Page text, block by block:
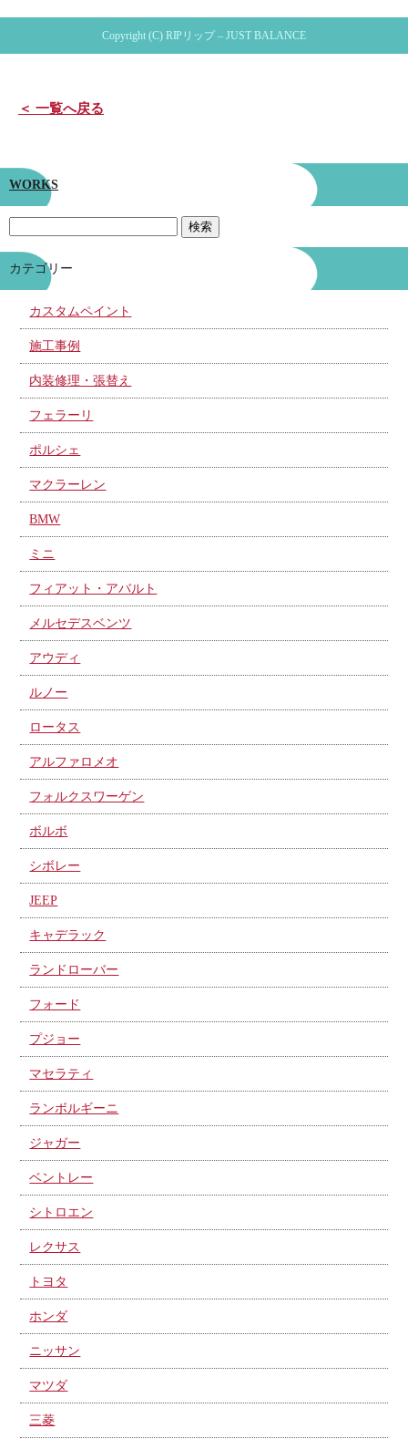
Copyright (C) RIPリップ – JUST BALANCE
＜ 一覧へ戻る
WORKS
カテゴリー
カスタムペイント
施工事例
内装修理・張替え
フェラーリ
ポルシェ
マクラーレン
BMW
ミニ
フィアット・アバルト
メルセデスベンツ
アウディ
ルノー
ロータス
アルファロメオ
フォルクスワーゲン
ボルボ
シボレー
JEEP
キャデラック
ランドローバー
フォード
プジョー
マセラティ
ランボルギーニ
ジャガー
ベントレー
シトロエン
レクサス
トヨタ
ホンダ
ニッサン
マツダ
三菱